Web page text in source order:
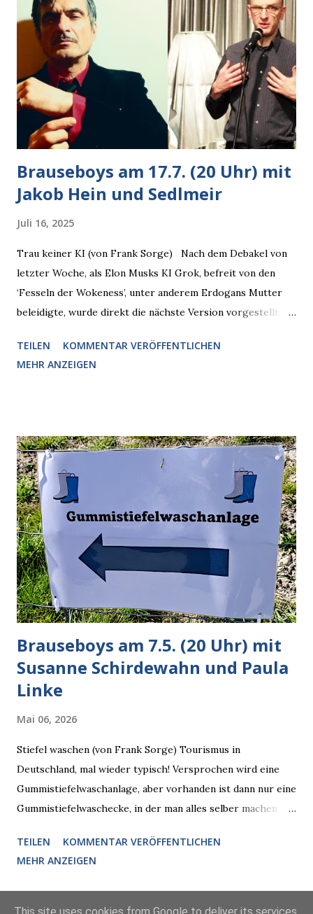
Wedding muss man immer aufpassen!” “Mach ich!”,
bestätigte der freundliche Nachbar, "Hab alles im Blick!”
Wir fixierten die ertappte Krähe, die sich zurückzog.
Heute ging sie leer aus, Abspann, Ende. Die Brauseboys am
Donnerstag, 4.6. (20 Uhr) Mit Mareike Barmeyer , Jobinski
und Bjarne Haus der Sinne (Ystader St...
Brauseboys am 17.7. (20 Uhr) mit
Jakob Hein und Sedlmeir
Juli 16, 2025
Trau keiner KI (von Frank Sorge) Nach dem Debakel von
letzter Woche, als Elon Musks KI Grok, befreit von den
‘Fesseln der Wokeness’, unter anderem Erdogans Mutter
beleidigte, wurde direkt die nächste Version vorgestellt,
radikalisierte, weil sie ohnehin kurz vor dem Austausch
stand. Das ist sogar recht logisch, aber nicht, um den
unauffälliger machen muss, damit die KI rechtslastig
argumentiert. So wird jetzt berichtet, dass der neue Grok
bei diversen Anfragen zu kontroversen Themen auf dem
Weg zu einer Antwort erst einmal Elons eigene Sicht der
Dinge auf Twitter abfragen und entscheidend relevant
verarbeiten muss. Das ist lächerlich und gefährlich
zugleich. Denn eine Information fehlt noch, Grok soll
künftig in den US-amerikanischen Behörden mitarbeiten,
zuvord...
TEILEN
KOMMENTAR VERÖFFENTLICHEN
MEHR ANZEIGEN
Brauseboys am 7.5. (20 Uhr) mit
Susanne Schirdewahn und Paula
Linke
Mai 06, 2026
Stiefel waschen (von Frank Sorge) Tourismus in
Deutschland, mal wieder typisch! Versprochen wird eine
Gummistiefelwaschanlage, aber vorhanden ist dann nur eine
Gummistiefelwaschecke, in der man alles selber machen
Susanne Schirdewahn und Paula Linke Haus der Sinne
(Ystader Str. 10) Es war ein schöner Ausflug in den
Reisen. Vor allem, wenn man so doppelt erlesenen Besuch
TEILEN
KOMMENTAR VERÖFFENTLICHEN
MEHR ANZEIGEN